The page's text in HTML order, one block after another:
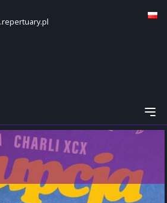
.repertuary.pl